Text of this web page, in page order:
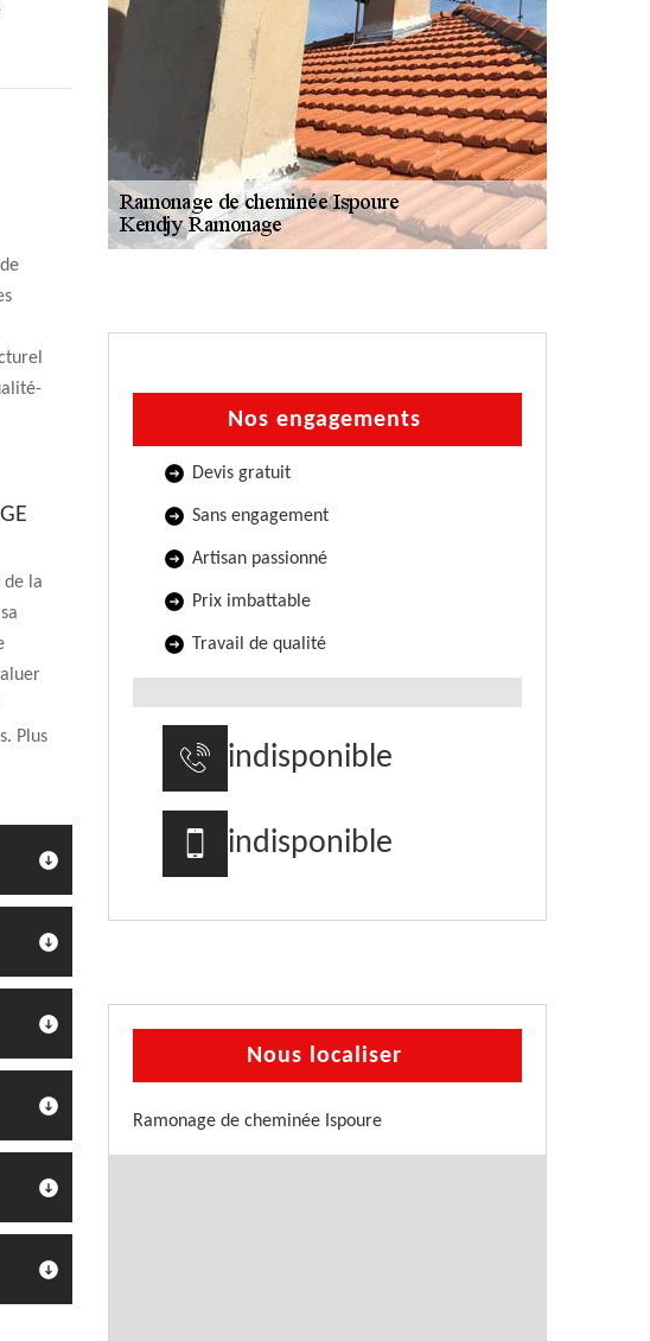
de la
Plus
Nos engagements
Devis gratuit
Sans engagement
Artisan passionné
Prix imbattable
Travail de qualité
indisponible
indisponible
Nous localiser
Ramonage de cheminée Ispoure